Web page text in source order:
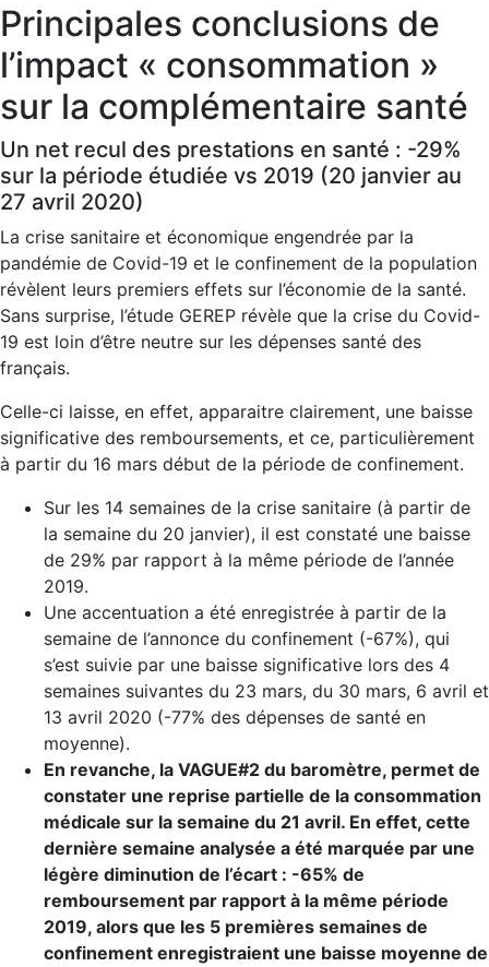
Principales conclusions de
l’impact « consommation »
sur la complémentaire santé
Un net recul des prestations en santé : -29%
sur la période étudiée vs 2019 (20 janvier au
27 avril 2020)
La crise sanitaire et économique engendrée par la
pandémie de Covid-19 et le confinement de la population
révèlent leurs premiers effets sur l’économie de la santé.
Sans surprise, l’étude GEREP révèle que la crise du Covid-
19 est loin d’être neutre sur les dépenses santé des
français.
Celle-ci laisse, en effet, apparaitre clairement, une baisse
significative des remboursements, et ce, particulièrement
à partir du 16 mars début de la période de confinement.
Sur les 14 semaines de la crise sanitaire (à partir de
la semaine du 20 janvier), il est constaté une baisse
de 29% par rapport à la même période de l’année
2019.
Une accentuation a été enregistrée à partir de la
semaine de l’annonce du confinement (-67%), qui
s’est suivie par une baisse significative lors des 4
semaines suivantes du 23 mars, du 30 mars, 6 avril et
13 avril 2020 (-77% des dépenses de santé en
moyenne).
En revanche, la VAGUE#2 du baromètre, permet de
constater une reprise partielle de la consommation
médicale sur la semaine du 21 avril. En effet, cette
dernière semaine analysée a été marquée par une
légère diminution de l’écart : -65% de
remboursement par rapport à la même période
2019, alors que les 5 premières semaines de
confinement enregistraient une baisse moyenne de